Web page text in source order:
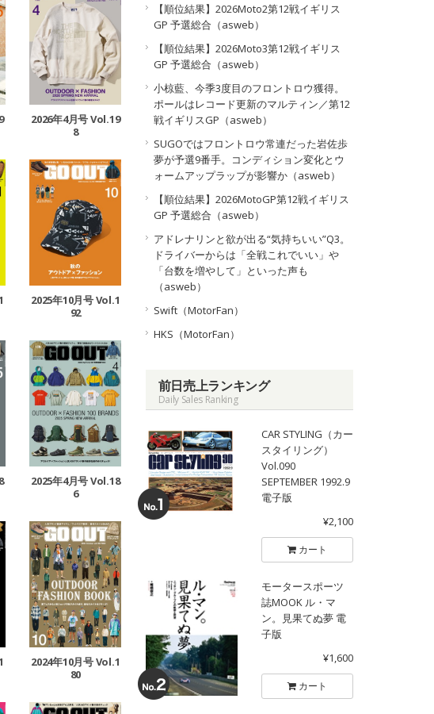
2026年4月号 Vol.19
8
2025年10月号 Vol.1
92
2025年4月号 Vol.18
6
2024年10月号 Vol.1
80
【順位結果】2026Moto2第12戦イギリス
GP 予選総合（asweb）
【順位結果】2026Moto3第12戦イギリス
GP 予選総合（asweb）
小椋藍、今季3度目のフロントロウ獲得。
ポールはレコード更新のマルティン／第12
戦イギリスGP（asweb）
SUGOではフロントロウ常連だった岩佐歩
夢が予選9番手。コンディション変化とウ
ォームアップラップが影響か（asweb）
【順位結果】2026MotoGP第12戦イギリス
GP 予選総合（asweb）
アドレナリンと欲が出る“気持ちいい”Q3。
ドライバーからは「全戦これでいい」や
「台数を増やして」といった声も
（asweb）
Swift（MotorFan）
HKS（MotorFan）
前日売上ランキング
Daily Sales Ranking
CAR STYLING（カー
スタイリング）
Vol.090
SEPTEMBER 1992.9
電子版
¥2,100
カート
モータースポーツ
誌MOOK ル・マ
ン。見果てぬ夢 電
子版
¥1,600
カート